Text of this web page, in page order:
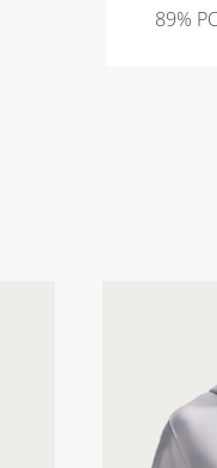
89%
Nike
frottír